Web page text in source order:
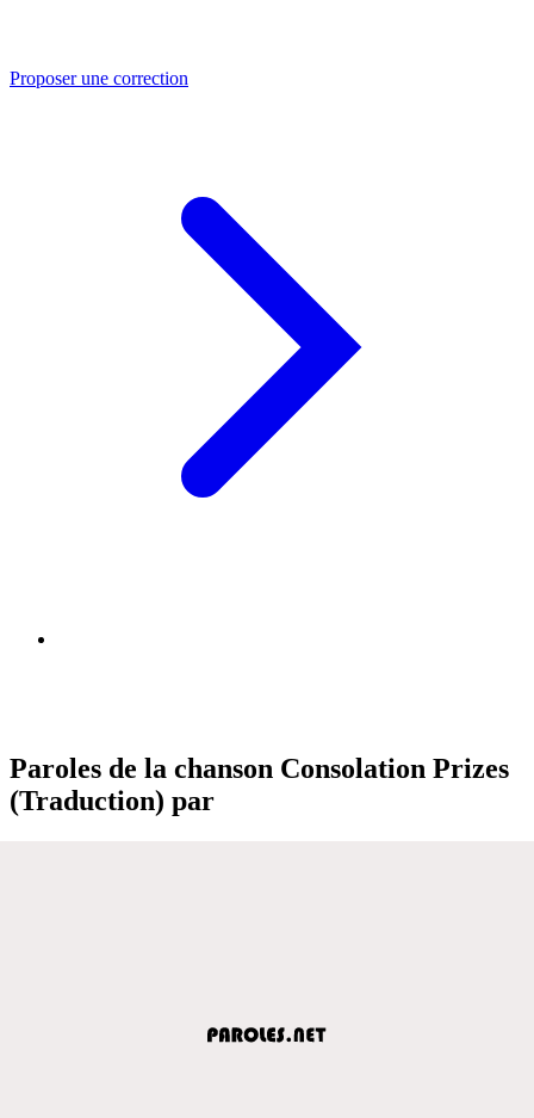
Proposer une correction
Paroles de la chanson Consolation Prizes
(Traduction) par